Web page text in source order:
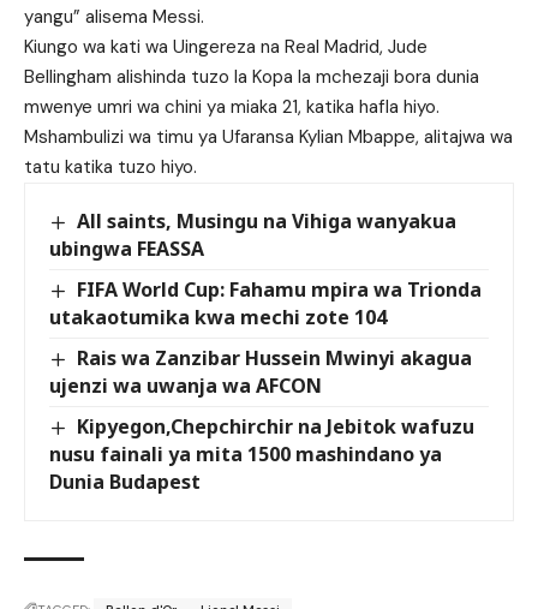
yangu” alisema Messi.
Kiungo wa kati wa Uingereza na Real Madrid, Jude
Bellingham alishinda tuzo la Kopa la mchezaji bora dunia
mwenye umri wa chini ya miaka 21, katika hafla hiyo.
Mshambulizi wa timu ya Ufaransa Kylian Mbappe, alitajwa wa
tatu katika tuzo hiyo.
All saints, Musingu na Vihiga wanyakua
ubingwa FEASSA
FIFA World Cup: Fahamu mpira wa Trionda
utakaotumika kwa mechi zote 104
Rais wa Zanzibar Hussein Mwinyi akagua
ujenzi wa uwanja wa AFCON
Kipyegon,Chepchirchir na Jebitok wafuzu
nusu fainali ya mita 1500 mashindano ya
Dunia Budapest